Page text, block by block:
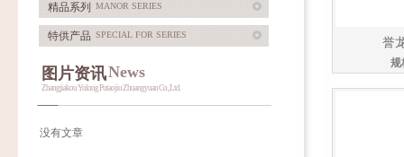
精品系列 MANOR SERIES
特供产品 SPECIAL FOR SERIES
图片资讯News
Zhangjiakou Yulong Putaojiu Zhuangyuan Co., Ltd.
没有文章
誉
规